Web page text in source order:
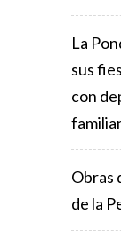
La
sus
con
Obras
de la